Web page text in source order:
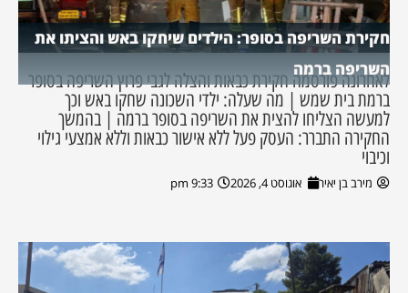
חקירת השריפה בסופר: הילדים שיחקו באש והציתו את
השריפה ברמה
לאחרונה פורסמה חקירת כבאות והצלה לגבי פרוץ השריפה בסופר
ברמת בית שמש | מה שעלה: ילדי השכונה שחקו באש וכך
למעשה הצליחו להצית את השריפה בסופר ברמה | בהמשך
החקירה התברר: העסק פעל ללא אישור כבאות וללא אמצעי גילוי
וכיבוי
מירב בן יאיר אוגוסט 4, 2026 9:33 pm